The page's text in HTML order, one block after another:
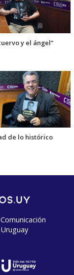
y el ángel”
de lo histórico